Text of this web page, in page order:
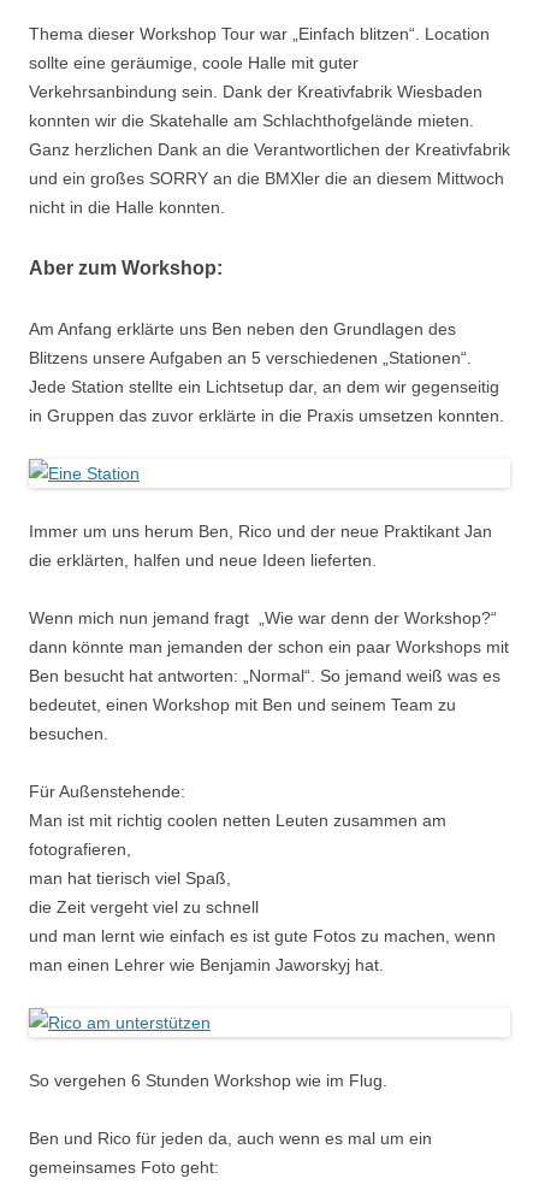
Thema dieser Workshop Tour war „Einfach blitzen“. Location
sollte eine geräumige, coole Halle mit guter
Verkehrsanbindung sein. Dank der Kreativfabrik Wiesbaden
konnten wir die Skatehalle am Schlachthofgelände mieten.
Ganz herzlichen Dank an die Verantwortlichen der Kreativfabrik
und ein großes SORRY an die BMXler die an diesem Mittwoch
nicht in die Halle konnten.
Aber zum Workshop:
Am Anfang erklärte uns Ben neben den Grundlagen des
Blitzens unsere Aufgaben an 5 verschiedenen „Stationen“.
Jede Station stellte ein Lichtsetup dar, an dem wir gegenseitig
in Gruppen das zuvor erklärte in die Praxis umsetzen konnten.
Immer um uns herum Ben, Rico und der neue Praktikant Jan
die erklärten, halfen und neue Ideen lieferten.
Wenn mich nun jemand fragt „Wie war denn der Workshop?“
dann könnte man jemanden der schon ein paar Workshops mit
Ben besucht hat antworten: „Normal“. So jemand weiß was es
bedeutet, einen Workshop mit Ben und seinem Team zu
besuchen.
Für Außenstehende:
Man ist mit richtig coolen netten Leuten zusammen am
fotografieren,
man hat tierisch viel Spaß,
die Zeit vergeht viel zu schnell
und man lernt wie einfach es ist gute Fotos zu machen, wenn
man einen Lehrer wie Benjamin Jaworskyj hat.
So vergehen 6 Stunden Workshop wie im Flug.
Ben und Rico für jeden da, auch wenn es mal um ein
gemeinsames Foto geht: